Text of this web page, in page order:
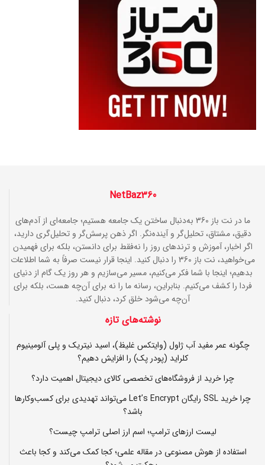
NetBaz360
ما در نت باز 360 به‌دنبال ساختن یک جامعه هستیم؛ جامعه‌ای از آدم‌های
دقیق، مشتاق، تحلیل‌گر و آینده‌نگر. اگر ذهن پرسش‌گر و تحلیل‌گری دارید،
اگر اخبار، آموزش و ترندهای روز را نه‌فقط برای دانستن، بلکه برای فهمیدن
می‌خواهید، نت باز 360 را دنبال کنید. اینجا قرار نیست صرفاً به شما اطلاعات
بدهیم؛ اینجا با شما فکر می‌کنیم، مسیر می‌سازیم و هر روز یک گام از دنیای
فردا را کشف می‌کنیم. بنابراین، رسانه ما را نه برای آن‌چه هست، بلکه برای
آن‌چه می‌شود خلق کرد، دنبال کنید.
نوشته‌های تازه
چگونه عمر مفید آب ژاول (وایتکس غلیظ)، اسید نیتریک و پلی آلومینیوم
کلراید (پودر پک) را افزایش دهیم؟
چرا خرید از فروشگاه‌های تخصصی کالای دیجیتال اهمیت دارد؟
چرا خرید SSL رایگان Let’s Encrypt می‌تواند تهدیدی برای کسب‌وکارها
باشد؟
لیست ارزهای ترامپ؛ اسم ارز اصلی ترامپ چیست؟
استفاده از هوش مصنوعی در مقاله علمی؛ کجا کمک می‌کند و کجا باعث